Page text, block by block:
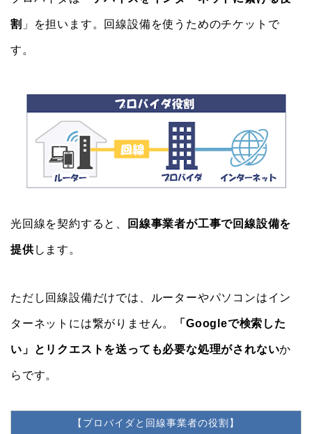
割 」を担います。回線設備を使うためのチケットで
す。
光回線を契約すると、 回線事業者が工事で回線設備を
提供します。
ただし回線設備だけでは、ルーターやパソコンはイン
ターネットには繋がりません。 「Googleで検索した
い」とリクエストを送っても必要な処理がされないか
らです。
【プロバイダと回線事業者の役割】